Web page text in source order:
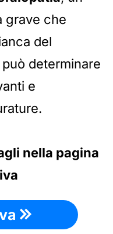
grave che
del
determinare
e
nella pagina